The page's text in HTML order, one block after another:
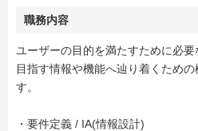
職務内容
ユーザーの目的を満たすために必要
目指す情報や機能へ辿り着くため
す。
・要件定義 / IA(情報設計)